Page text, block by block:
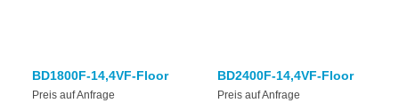
BD1800F-14,4VF-Floor
Preis auf Anfrage
BD2400F-14,4VF-Floor
Preis auf Anfrage